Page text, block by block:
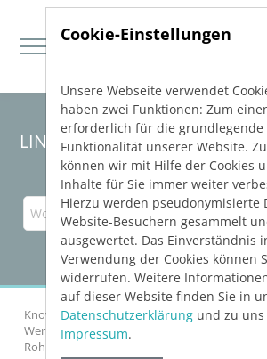
Direkt zur Hauptnavigation springen
Direkt zum Inhalt springen
LINEAR Solutions 24 für
Knowledge Base AutoCAD
Netze zeichnen
Werkzeuge und Hilfsfunktionen für das
Rohr-/Kanalnetzen
Cookie-Einstellungen
Unsere Webseite verwendet
haben zwei Funktionen: Zum
erforderlich für die grundlegende
Funktionalität unserer Website.
können wir mit Hilfe der Cookies
Inhalte für Sie immer weiter
Hierzu werden pseudonymisierte
Website-Besuchern gesammelt
ausgewertet. Das Einverständnis
Verwendung der Cookies können
widerrufen. Weitere
auf dieser Website finden Sie in
Datenschutzerklärung und zu uns
Impressum.